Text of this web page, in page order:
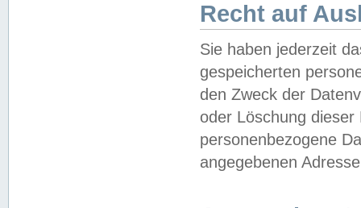
Recht auf
Sie haben jederzeit
gespeicherten
den Zweck der
oder Löschung
personenbezogene
angegebenen